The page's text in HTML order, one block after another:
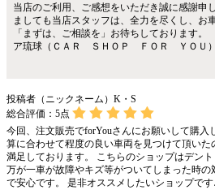
当店のご利用、ご感想をいただき誠に感謝
ましても当店スタッフは、全力を尽くし、
「まずは、ご相談を」お待ちし
ア琉球（ＣＡＲ ＳＨＯＰ ＦＯＲ ＹＯＵ）
投稿者（ニックネーム）K・S
総合評価： 5点
今回、注文販売でforYouさんにお願いして購入
算に合わせて程度の良い車両を見つけて頂い
満足しております。 こちらのショップはデント
万が一車が故障やキズ等がついてしまった時
で安心です。 是非オススメしたいショップです